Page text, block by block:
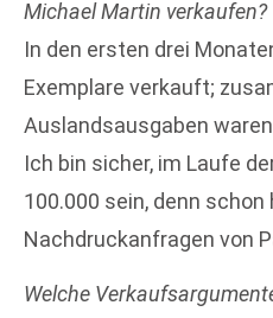
Michael Martin verkaufen?
In den ersten drei
Exemplare verkauft;
Auslandsausgaben
Ich bin sicher, im Laufe
100.000 sein, denn
Nachdruckanfragen von
Welche